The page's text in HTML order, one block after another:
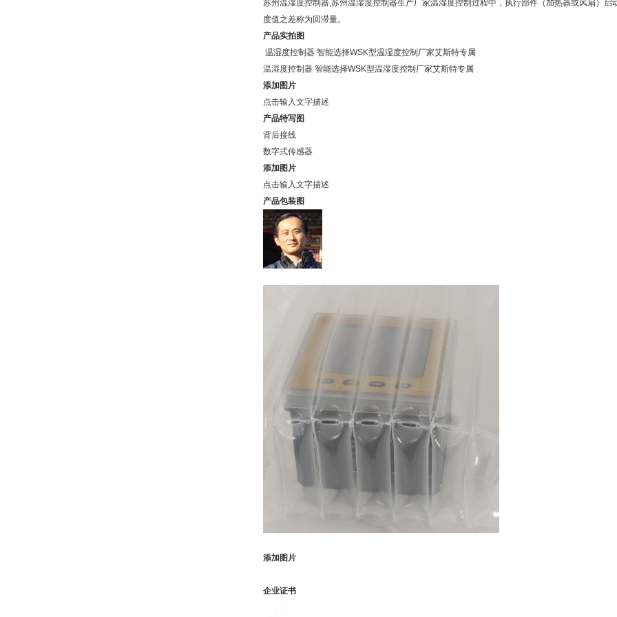
苏州温湿度控制器,苏州温湿度控制器生产厂家温湿度控制过程中，执行部件（加热器或风扇）
度值之差称为回滞量。
产品实拍图
温湿度控制器 智能选择WSK型温湿度控制厂家艾斯特专属
温湿度控制器 智能选择WSK型温湿度控制厂家艾斯特专属
添加图片
点击输入文字描述
产品特写图
背后接线
数字式传感器
添加图片
点击输入文字描述
产品包装图
添加图片
企业证书